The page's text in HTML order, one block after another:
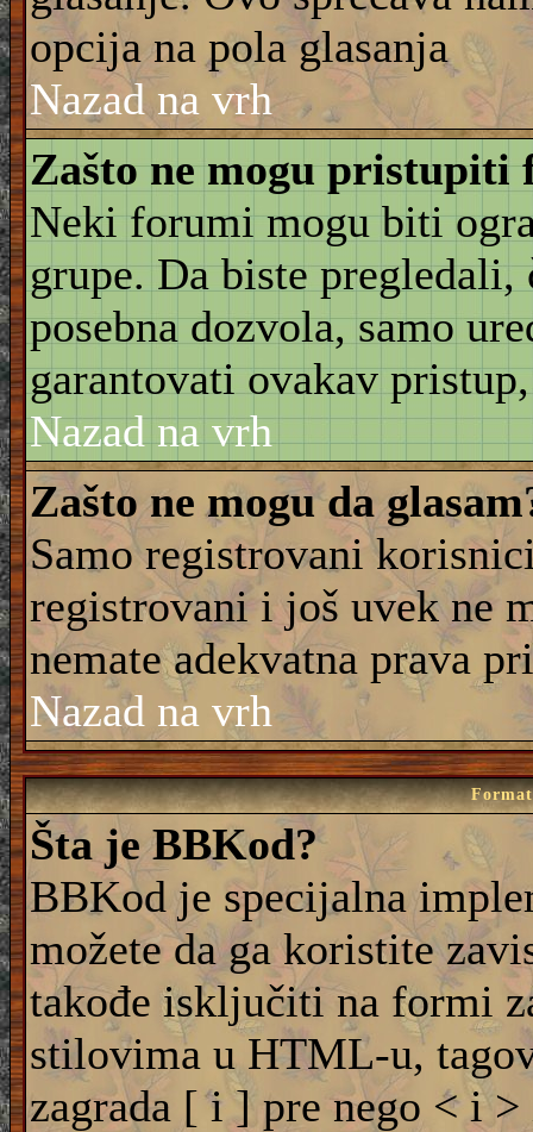
opcija na pola glasanja
Nazad na vrh
Zašto ne mogu pristupiti
Neki forumi mogu biti
grupe. Da biste
posebna dozvola, samo
garantovati ovakav
Nazad na vrh
Zašto ne mogu da
Samo registrovani
registrovani i još uvek ne
nemate adekvatna prava
Nazad na vrh
Šta je BBKod?
BBKod je specijalna
možete da ga koristite
takođe isključiti na formi
stilovima u HTML-u,
zagrada [ i ] pre nego < i